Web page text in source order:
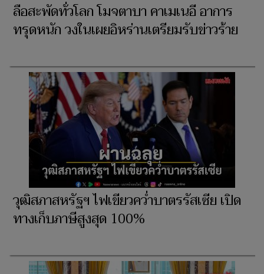
ลือสะพัดทั่วโลก โมจตาบา คาเมเนอี อาการ
ทรุดหนัก วงในเผยอิหร่านเตรียมรับข่าวร้าย
วุฒิสภาสหรัฐฯ ไฟเขียวคว่ำบาตรรัสเซีย เปิด
ทางเก็บภาษีสูงสุด 100%